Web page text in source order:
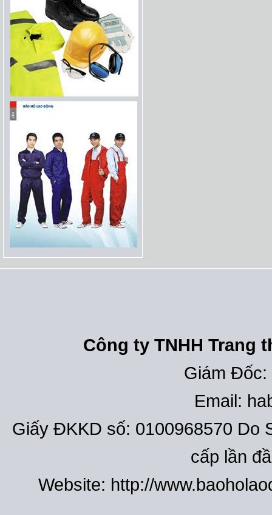
Công ty TNHH Trang
Giám Đốc:
Email:
Giấy ĐKKD số: 0100968570 Do
cấp lần
Website: http://